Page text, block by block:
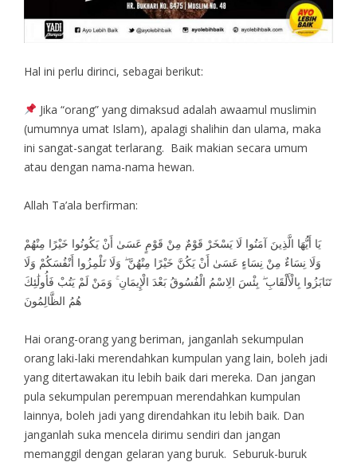
Hal ini perlu dirinci, sebagai berikut:
Jika “orang” yang dimaksud adalah awaamul muslimin
(umumnya umat Islam), apalagi shalihin dan ulama, maka
ini sangat-sangat terlarang. Baik makian secara umum
atau dengan nama-nama hewan.
Allah Ta’ala berfirman:
يَا أَيُّهَا الَّذِينَ آمَنُوا لَا يَسْخَرْ قَوْمٌ مِنْ قَوْمٍ عَسَىٰ أَنْ يَكُونُوا خَيْرًا مِنْهُمْ
وَلَا نِسَاءٌ مِنْ نِسَاءٍ عَسَىٰ أَنْ يَكُنَّ خَيْرًا مِنْهُنَّ ۖ وَلَا تَلْمِزُوا أَنْفُسَكُمْ وَلَا
تَنَابَزُوا بِالْأَلْقَابِ ۖ بِئْسَ الِاسْمُ الْفُسُوقُ بَعْدَ الْإِيمَانِ ۚ وَمَنْ لَمْ يَتُبْ فَأُولَٰئِكَ
هُمُ الظَّالِمُونَ
Hai orang-orang yang beriman, janganlah sekumpulan
orang laki-laki merendahkan kumpulan yang lain, boleh jadi
yang ditertawakan itu lebih baik dari mereka. Dan jangan
pula sekumpulan perempuan merendahkan kumpulan
lainnya, boleh jadi yang direndahkan itu lebih baik. Dan
janganlah suka mencela dirimu sendiri dan jangan
memanggil dengan gelaran yang buruk. Seburuk-buruk